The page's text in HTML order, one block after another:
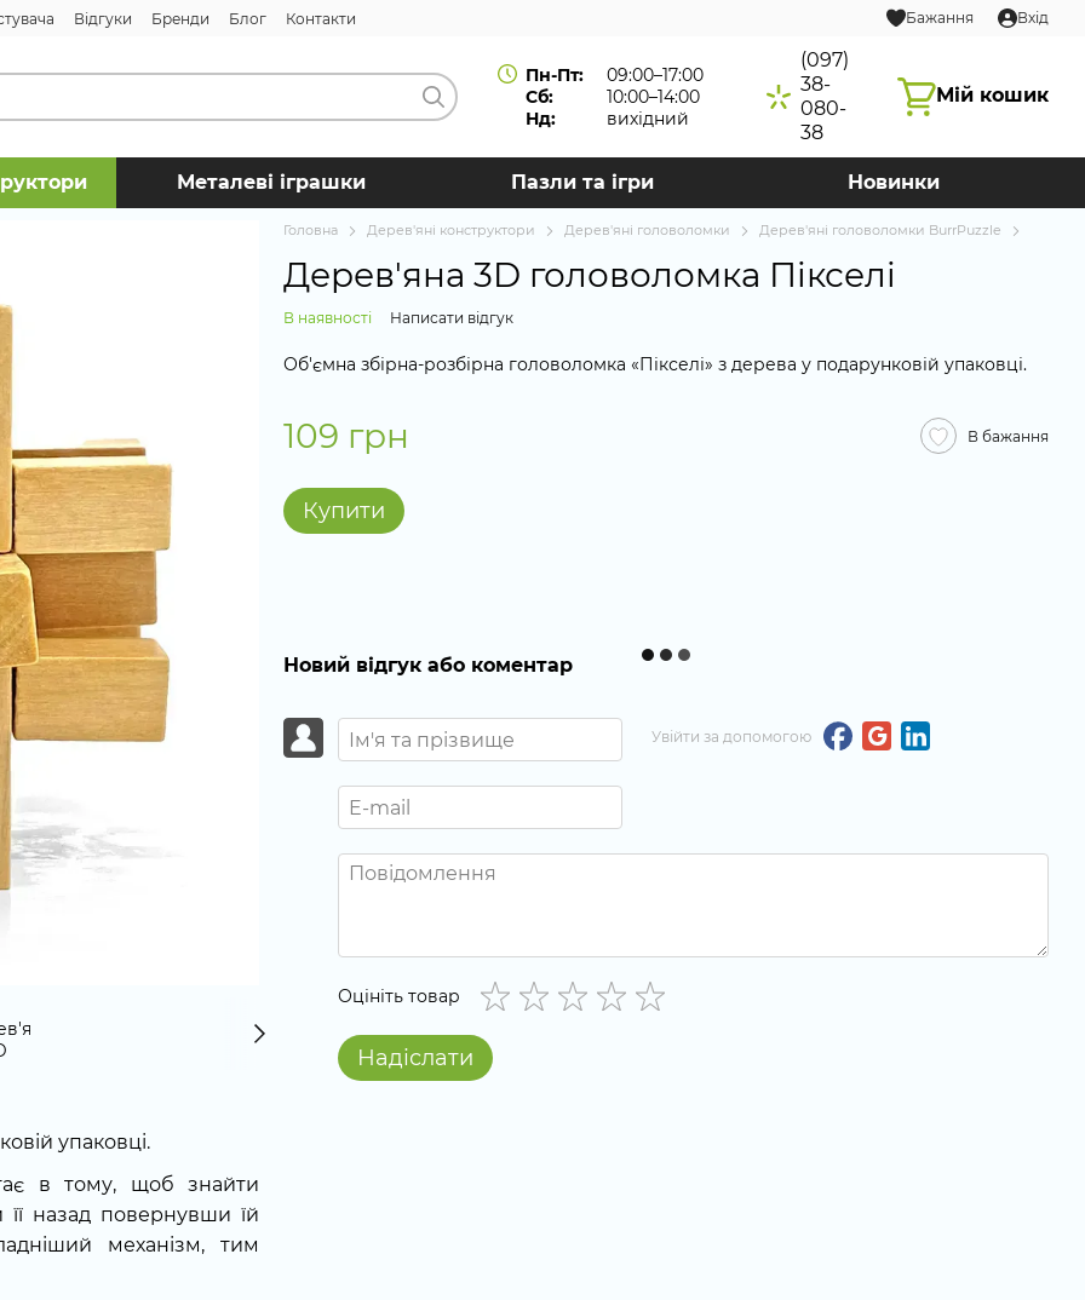
Відгуки Бренди Блог Контакти Бажання Вхід
Пн-Пт:
09:00–17:00
Сб:
10:00–14:00
Нд:
вихідний
(097)
38-
080-
38
Мій кошик
Металеві іграшки Пазли та ігри Новинки
упаковці.
в тому, щоб знайти
її назад повернувши їй
механізм, тим
Головна Дерев'яні конструктори Дерев'яні головоломки Дерев'яні головоломки BurrPuzzle
Дерев'яна 3D головоломка Пікселі
В наявності Написати відгук
Об'ємна збірна-розбірна головоломка «Пікселі» з дерева у подарунковій упаковці.
109 грн В бажання
Купити
Новий відгук або коментар
Увійти за допомогою
Оцініть товар
Надіслати